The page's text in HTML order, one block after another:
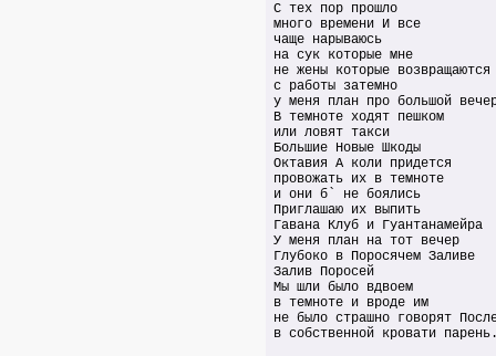
С тех пор прошло
много времени И все
чаще нарываюсь
на сук которые мне
не жены которые возвращаются
с работы затемно
у меня план про большой
В темноте ходят пешком
или ловят такси
Большие Новые Шкоды
Октавия А коли придется
провожать их в темноте
и они б` не боялись
Приглашаю их выпить
Гавана Клуб и Гуантанамейра
У меня план на тот вечер
Глубоко в Поросячем Заливе
Залив Поросей
Мы шли было вдвоем
в тeмноте и вроде им
не было страшно говорят
в собственной кровати парень.